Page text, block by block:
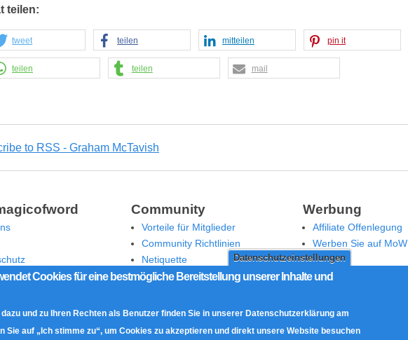
Datenschutzeinstellungen
Cookies für eine bestmögliche Bereitstellung unserer Inhalte und
und zu Ihren Rechten als Benutzer finden Sie in unserer Datenschutzerklärung am
Sie auf „Ich stimme zu“, um Cookies zu akzeptieren und direkt unsere Website besuchen
teilen:
tweet teilen mitteilen pin it
teilen teilen mail
Hinweise
Community
Vorteile für Mitglieder
Community Richtlinien
Netiquette
Moderation
Werbung
Affiliate Offenlegung
Werben Sie auf MoW